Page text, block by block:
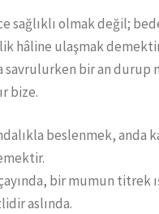
sağlıklı olmak değil;
hâline ulaşmak
savrulurken bir an durup
bize.
beslenmek, anda
bir mumun titrek
aslında.